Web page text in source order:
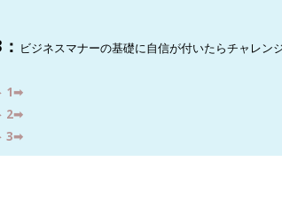
ビジネスマナーの基礎に自信が付いたらチャレン
1➡︎
2➡︎
3➡︎